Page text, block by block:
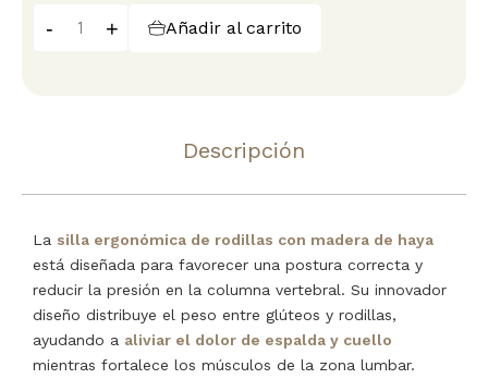
- + Añadir al carrito
Descripción
La silla ergonómica de rodillas con madera de haya
está diseñada para favorecer una postura correcta y
reducir la presión en la columna vertebral. Su innovador
diseño distribuye el peso entre glúteos y rodillas,
ayudando a aliviar el dolor de espalda y cuello
mientras fortalece los músculos de la zona lumbar.